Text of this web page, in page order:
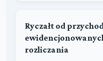
Ryczałt od
rozliczania